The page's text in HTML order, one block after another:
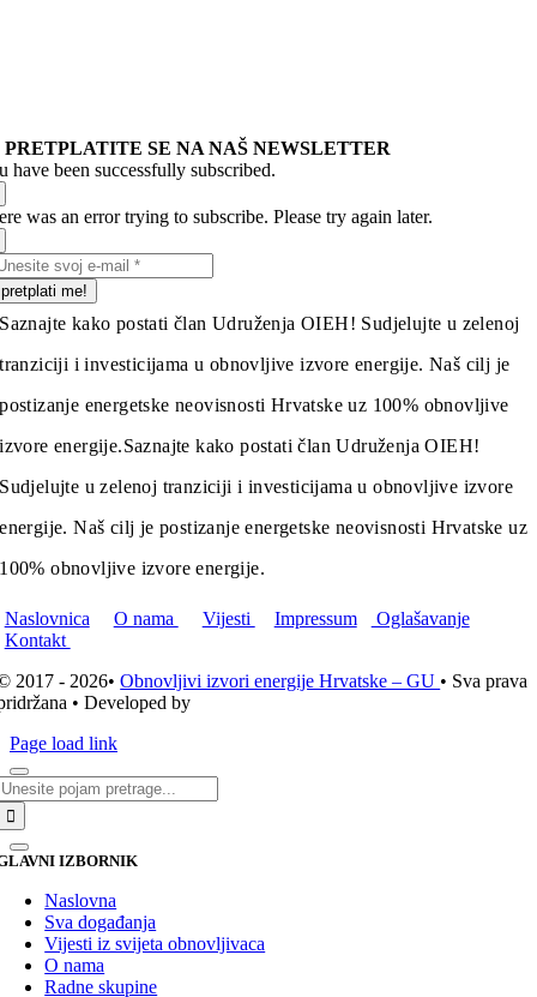
PRETPLATITE SE NA NAŠ NEWSLETTER
have been successfully subscribed.
was an error trying to subscribe. Please try again later.
pretplati me!
Saznajte kako postati član Udruženja OIEH! Sudjelujte u zelenoj
tranziciji i investicijama u obnovljive izvore energije. Naš cilj je
postizanje energetske neovisnosti Hrvatske uz 100% obnovljive
izvore energije.Saznajte kako postati član Udruženja OIEH!
Sudjelujte u zelenoj tranziciji i investicijama u obnovljive izvore
energije. Naš cilj je postizanje energetske neovisnosti Hrvatske uz
100% obnovljive izvore energije.
Naslovnica O nama Vijesti Impressum
Oglašavanje
Kontakt
2017 - 2026•Obnovljivi izvori energije Hrvatske – GU • Sva prava
• Developed by
Page load link
IZBORNIK
Naslovna
Sva događanja
Vijesti iz svijeta obnovljivaca
O nama
Radne skupine